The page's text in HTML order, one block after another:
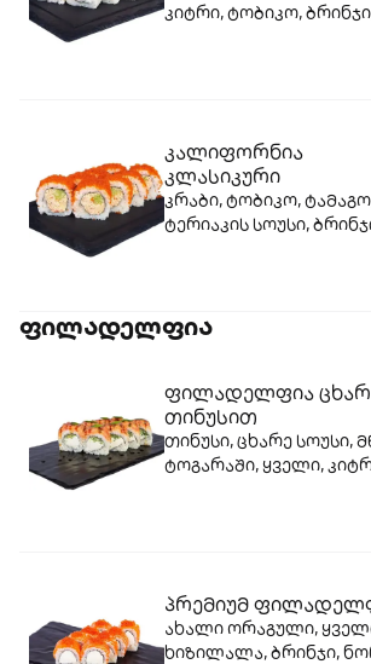
კიტრი, ტობიკო,
კალიფორნია
კლასიკური
კრაბი, ტობიკო,
ტერიაკის სოუსი,
ფილადელფია
ფილადელფია
თინუსით
თინუსი, ცხარე სოუსი,
ტოგარაში, ყველი,
პრემიუმ
ახალი ორაგული,
ხიზილალა, ბრინჯი,